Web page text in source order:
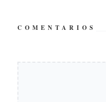
COMENTARIOS